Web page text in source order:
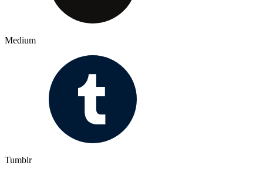
Medium
Tumblr